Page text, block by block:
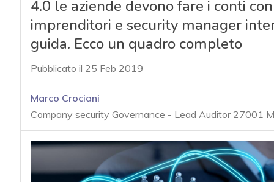
4.0 le aziende devono fare i conti
imprenditori e security manager
guida. Ecco un quadro completo
Pubblicato il 25 Feb 2019
Marco Crociani
Company security Governance - Lead Auditor 27001